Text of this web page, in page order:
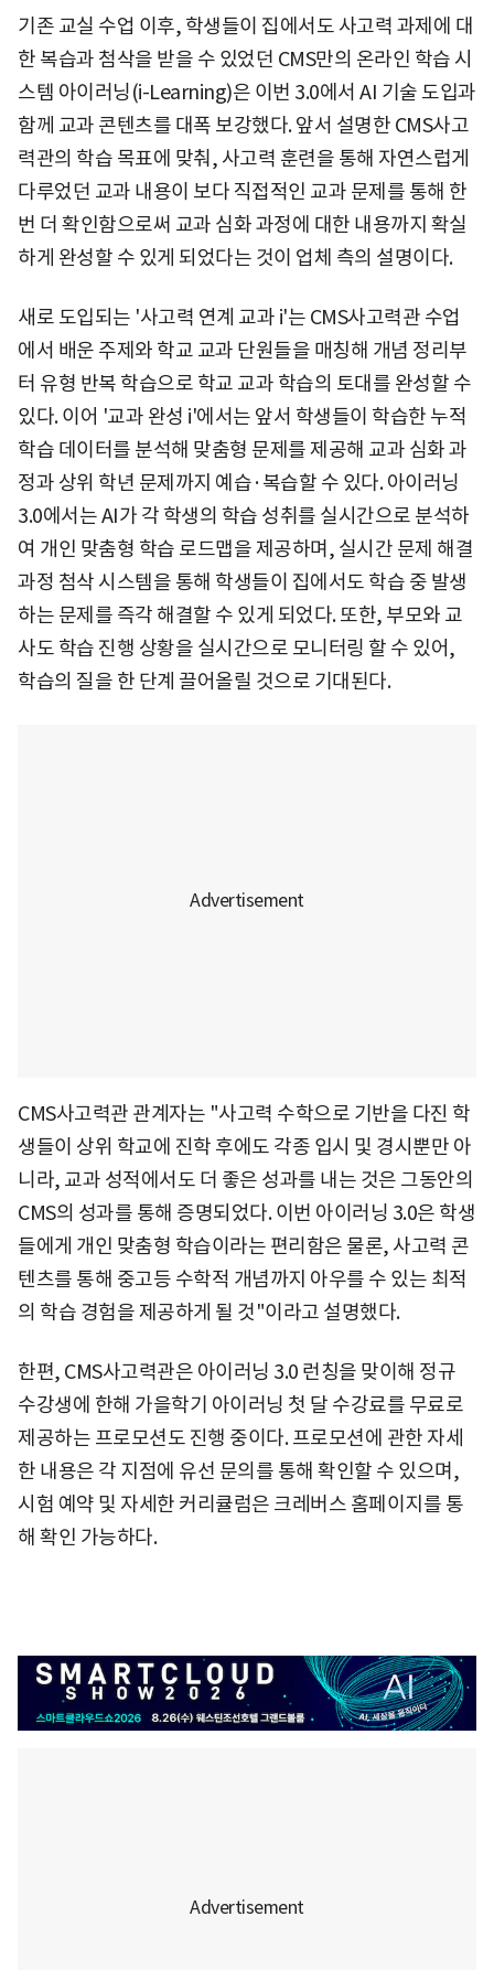
기존 교실 수업 이후, 학생들이 집에서도 사고력 과제에 대
한 복습과 첨삭을 받을 수 있었던 CMS만의 온라인 학습 시
스템 아이러닝(i-Learning)은 이번 3.0에서 AI 기술 도입과
함께 교과 콘텐츠를 대폭 보강했다. 앞서 설명한 CMS사고
력관의 학습 목표에 맞춰, 사고력 훈련을 통해 자연스럽게
다루었던 교과 내용이 보다 직접적인 교과 문제를 통해 한
번 더 확인함으로써 교과 심화 과정에 대한 내용까지 확실
하게 완성할 수 있게 되었다는 것이 업체 측의 설명이다.
새로 도입되는 '사고력 연계 교과 i'는 CMS사고력관 수업
에서 배운 주제와 학교 교과 단원들을 매칭해 개념 정리부
터 유형 반복 학습으로 학교 교과 학습의 토대를 완성할 수
있다. 이어 '교과 완성 i'에서는 앞서 학생들이 학습한 누적
학습 데이터를 분석해 맞춤형 문제를 제공해 교과 심화 과
정과 상위 학년 문제까지 예습·복습할 수 있다. 아이러닝
3.0에서는 AI가 각 학생의 학습 성취를 실시간으로 분석하
여 개인 맞춤형 학습 로드맵을 제공하며, 실시간 문제 해결
과정 첨삭 시스템을 통해 학생들이 집에서도 학습 중 발생
하는 문제를 즉각 해결할 수 있게 되었다. 또한, 부모와 교
사도 학습 진행 상황을 실시간으로 모니터링 할 수 있어,
학습의 질을 한 단계 끌어올릴 것으로 기대된다.
CMS사고력관 관계자는 "사고력 수학으로 기반을 다진 학
생들이 상위 학교에 진학 후에도 각종 입시 및 경시뿐만 아
니라, 교과 성적에서도 더 좋은 성과를 내는 것은 그동안의
CMS의 성과를 통해 증명되었다. 이번 아이러닝 3.0은 학생
들에게 개인 맞춤형 학습이라는 편리함은 물론, 사고력 콘
텐츠를 통해 중고등 수학적 개념까지 아우를 수 있는 최적
의 학습 경험을 제공하게 될 것"이라고 설명했다.
한편, CMS사고력관은 아이러닝 3.0 런칭을 맞이해 정규
수강생에 한해 가을학기 아이러닝 첫 달 수강료를 무료로
제공하는 프로모션도 진행 중이다. 프로모션에 관한 자세
한 내용은 각 지점에 유선 문의를 통해 확인할 수 있으며,
시험 예약 및 자세한 커리큘럼은 크레버스 홈페이지를 통
해 확인 가능하다.